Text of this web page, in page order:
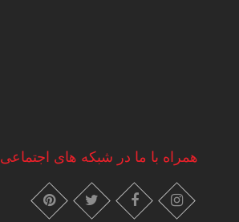
همراه با ما در شبکه های اجتماعی
instagram
facebook
twitter
pinterest